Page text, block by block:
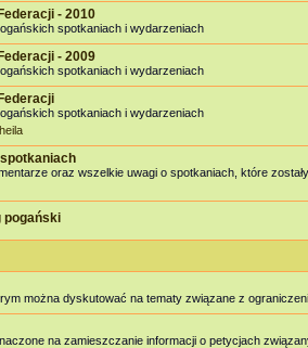
- 2010
spotkaniach i wydarzeniach
- 2009
spotkaniach i wydarzeniach
spotkaniach i wydarzeniach
oraz wszelkie uwagi o spotkaniach, które
pogański
można dyskutować na tematy związane z
na zamieszczanie informacji o petycjach